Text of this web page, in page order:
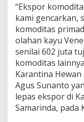
“Ekspor
kami gencarkan,
komoditas
olahan kayu
senilai 602 juta
komoditas
Karantina Hewan
Agus Sunanto
lepas ekspor di
Samarinda, pada